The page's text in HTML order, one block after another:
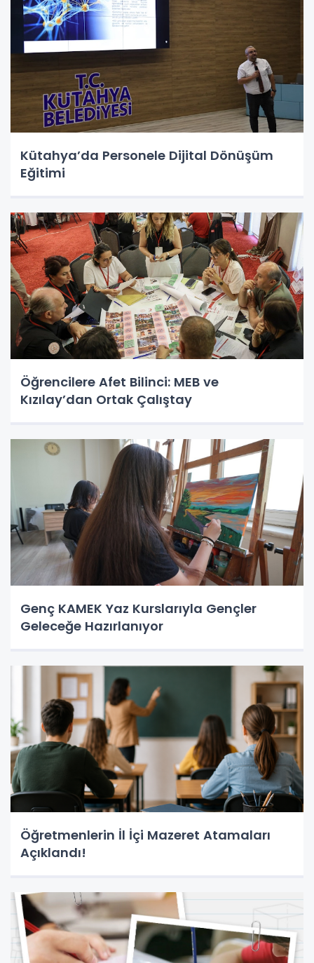
Kütahya’da Personele Dijital Dönüşüm
Eğitimi
Öğrencilere Afet Bilinci: MEB ve
Kızılay’dan Ortak Çalıştay
Genç KAMEK Yaz Kurslarıyla Gençler
Geleceğe Hazırlanıyor
Öğretmenlerin İl İçi Mazeret Atamaları
Açıklandı!